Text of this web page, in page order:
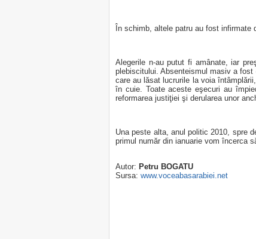
În schimb, altele patru au fost infirmate
Alegerile n-au putut fi amânate, iar
plebiscitului. Absenteismul masiv a
care au lăsat lucrurile la voia
în cuie. Toate aceste eşecuri au
reformarea justiţiei şi derularea unor
Una peste alta, anul politic 2010, spre
primul număr din ianuarie vom încerca
Autor: Petru BOGATU
Sursa: www.voceabasarabiei.net